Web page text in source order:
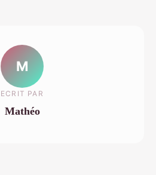
M
ECRIT PAR
Mathéo